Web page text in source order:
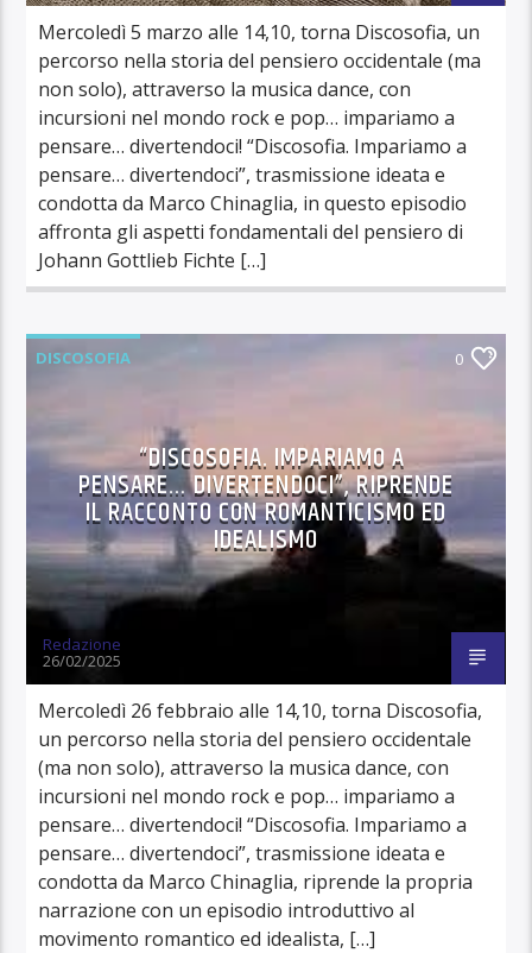
Mercoledì 5 marzo alle 14,10, torna Discosofia, un
percorso nella storia del pensiero occidentale (ma
non solo), attraverso la musica dance, con
incursioni nel mondo rock e pop… impariamo a
pensare… divertendoci! “Discosofia. Impariamo a
pensare… divertendoci”, trasmissione ideata e
condotta da Marco Chinaglia, in questo episodio
affronta gli aspetti fondamentali del pensiero di
Johann Gottlieb Fichte […]
DISCOSOFIA 0
“DISCOSOFIA. IMPARIAMO A
PENSARE… DIVERTENDOCI”, RIPRENDE
IL RACCONTO CON ROMANTICISMO ED
IDEALISMO
Redazione
26/02/2025
Mercoledì 26 febbraio alle 14,10, torna Discosofia,
un percorso nella storia del pensiero occidentale
(ma non solo), attraverso la musica dance, con
incursioni nel mondo rock e pop… impariamo a
pensare… divertendoci! “Discosofia. Impariamo a
pensare… divertendoci”, trasmissione ideata e
condotta da Marco Chinaglia, riprende la propria
narrazione con un episodio introduttivo al
movimento romantico ed idealista, […]